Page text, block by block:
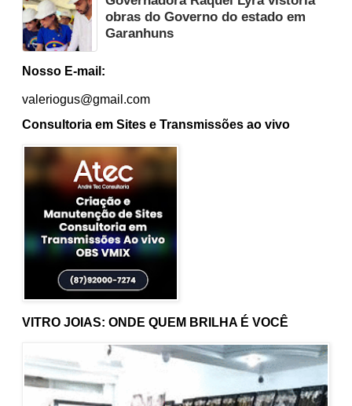
VITRO JOIAS: ONDE QUEM BRILHA É VOCÊ
obras do Governo do estado em
Garanhuns
Nosso E-mail:
valeriogus@gmail.com
Consultoria em Sites e Transmissões ao vivo